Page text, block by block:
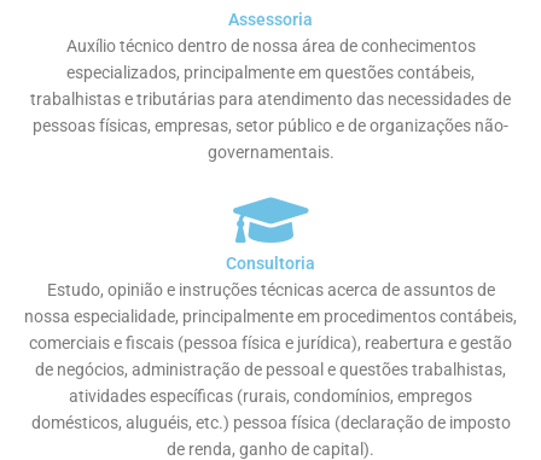
Assessoria
Auxílio técnico dentro de nossa área de conhecimentos
especializados, principalmente em questões contábeis,
trabalhistas e tributárias para atendimento das necessidades de
pessoas físicas, empresas, setor público e de organizações não-
governamentais.
Consultoria
Estudo, opinião e instruções técnicas acerca de assuntos de
nossa especialidade, principalmente em procedimentos contábeis,
comerciais e fiscais (pessoa física e jurídica), reabertura e gestão
de negócios, administração de pessoal e questões trabalhistas,
atividades específicas (rurais, condomínios, empregos
domésticos, aluguéis, etc.) pessoa física (declaração de imposto
de renda, ganho de capital).